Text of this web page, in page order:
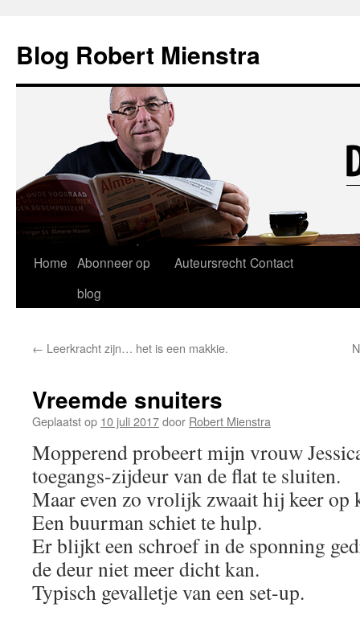
Blog Robert Mienstra
Ga
inhoud
Home Abonneer op
blog
Auteursrecht Contact
← Leerkracht zijn… het is een makkie.
Vreemde snuiters
Geplaatst op 10 juli 2017door Robert Mienstra
Mopperend probeert mijn vrouw
toegangs-zijdeur van de flat te sluiten.
Maar even zo vrolijk zwaait hij keer op
Een buurman schiet te hulp.
Er blijkt een schroef in de sponning
de deur niet meer dicht kan.
Typisch gevalletje van een set-up.